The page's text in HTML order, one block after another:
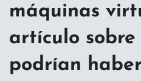
máquinas
artículo sobre
podrían